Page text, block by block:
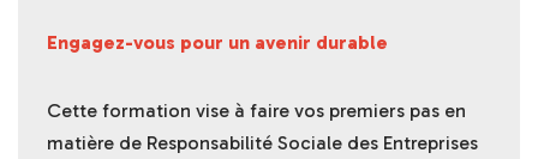
Engagez-vous pour un avenir durable
Cette formation vise à faire vos premiers pas en
matière de Responsabilité Sociale des Entreprises